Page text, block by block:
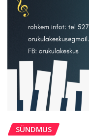
SÜNDMUS